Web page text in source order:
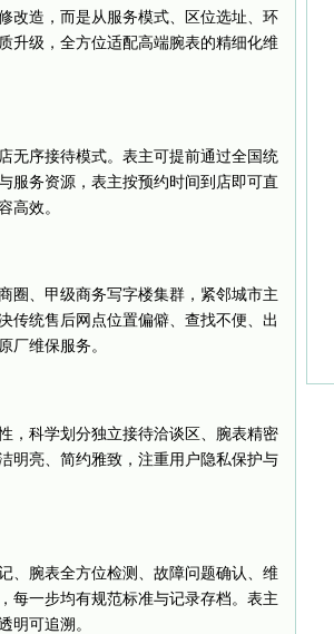
改造，而是从服务模式、区位选址、环
升级，全方位适配高端腕表的精细化维
无序接待模式。表主可提前通过全国统
服务资源，表主按预约时间到店即可直
高效。
圈、甲级商务写字楼集群，紧邻城市主
传统售后网点位置偏僻、查找不便、出
厂维保服务。
，科学划分独立接待洽谈区、腕表精密
明亮、简约雅致，注重用户隐私保护与
、腕表全方位检测、故障问题确认、维
每一步均有规范标准与记录存档。表主
明可追溯。